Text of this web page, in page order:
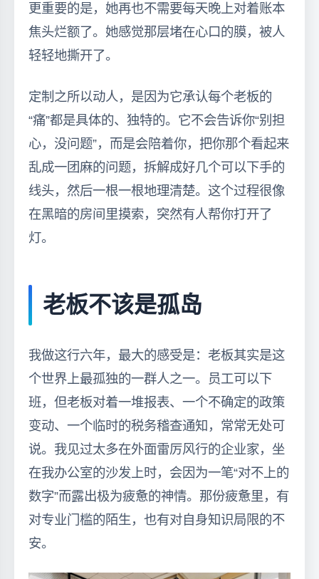
更重要的是，她再也不需要每天晚上对着账本
焦头烂额了。她感觉那层堵在心口的膜，被人
轻轻地撕开了。
定制之所以动人，是因为它承认每个老板的
“痛”都是具体的、独特的。它不会告诉你“别担
心，没问题”，而是会陪着你，把你那个看起来
乱成一团麻的问题，拆解成好几个可以下手的
线头，然后一根一根地理清楚。这个过程很像
在黑暗的房间里摸索，突然有人帮你打开了
灯。
老板不该是孤岛
我做这行六年，最大的感受是：老板其实是这
个世界上最孤独的一群人之一。员工可以下
班，但老板对着一堆报表、一个不确定的政策
变动、一个临时的税务稽查通知，常常无处可
说。我见过太多在外面雷厉风行的企业家，坐
在我办公室的沙发上时，会因为一笔“对不上的
数字”而露出极为疲惫的神情。那份疲惫里，有
对专业门槛的陌生，也有对自身知识局限的不
安。